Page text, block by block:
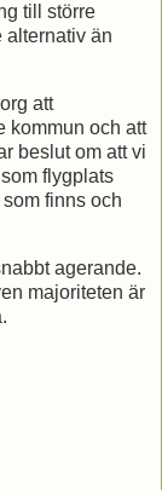
till större
alternativ än
att
kommun och att
beslut om att vi
flygplats
finns och
agerande.
majoriteten är